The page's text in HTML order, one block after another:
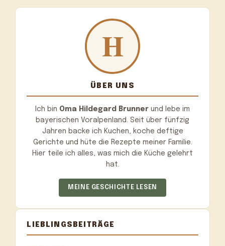
ÜBER UNS
Ich bin Oma Hildegard Brunner und lebe im
bayerischen Voralpenland. Seit über fünfzig
Jahren backe ich Kuchen, koche deftige
Gerichte und hüte die Rezepte meiner Familie.
Hier teile ich alles, was mich die Küche gelehrt
hat.
MEINE GESCHICHTE LESEN
LIEBLINGSBEITRÄGE